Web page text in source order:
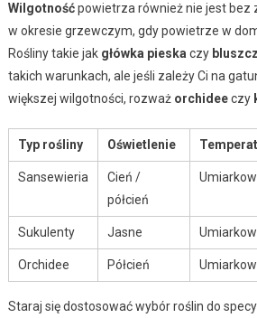
Wilgotnośćpowietrza również nie jest bez
w okresie grzewczym, gdy powietrze w
Rośliny takie jak główka pieska czy bluszcz
takich warunkach, ale jeśli zależy Ci na
większej wilgotności, rozważ orchideeczy
Typ rośliny Oświetlenie
Sansewieria
Cień /
półcień
Sukulenty Jasne
Orchidee Półcień
Staraj się dostosować wybór roślin do